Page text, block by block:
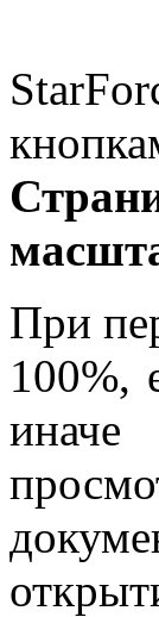
При
100%,